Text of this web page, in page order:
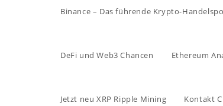
Binance – Das führende Krypto-
DeFi und Web3 Chancen Ethereum
Jetzt neu XRP Ripple Mining Kontakt